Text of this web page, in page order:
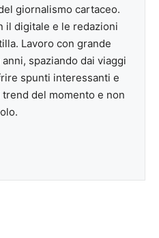
giornalismo cartaceo.
il digitale e le redazioni
Lavoro con grande
spaziando dai viaggi
spunti interessanti e
del momento e non